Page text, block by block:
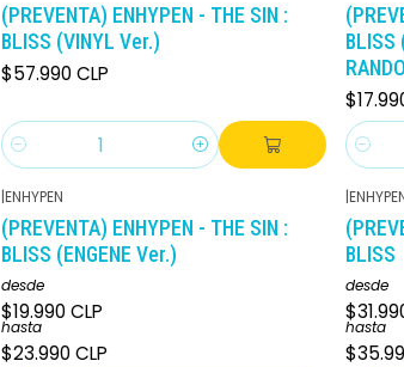
(PREVENTA) ENHYPEN - THE SIN :
BLISS (VINYL Ver.)
$57.990 CLP
Cantidad
BLISS
|ENHYPEN
(PREVENTA) ENHYPEN - THE SIN :
BLISS (ENGENE Ver.)
desde
$19.990 CLP
hasta
$23.990 CLP
|
BLISS
desde
hasta